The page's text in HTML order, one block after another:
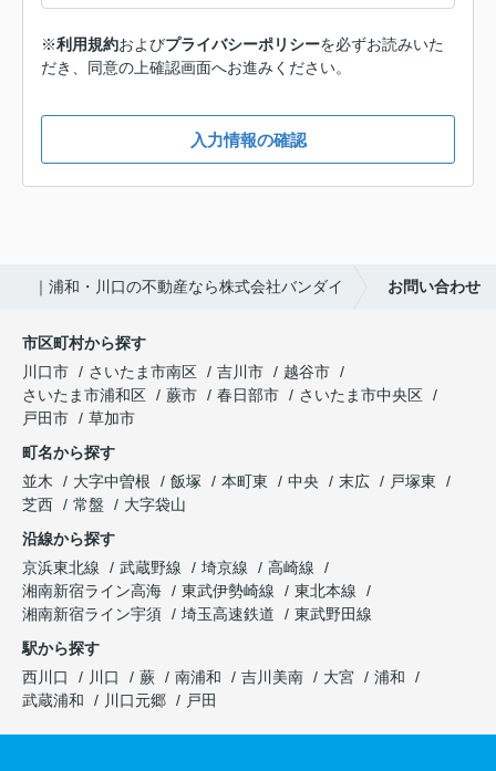
※利用規約およびプライバシーポリシーを必ずお読みいた
だき、同意の上確認画面へお進みください。
入力情報の確認
｜浦和・川口の不動産なら株式会社バンダイ お問い合わせ
市区町村から探す
川口市
さいたま市南区 吉川市
越谷市
さいたま市浦和区
蕨市 春日部市
さいたま市中央区
戸田市
草加市
町名から探す
並木
大字中曽根 飯塚 本町東 中央 末広
戸塚東
芝西
常盤
大字袋山
沿線から探す
京浜東北線
武蔵野線 埼京線
高崎線
湘南新宿ライン高海
東武伊勢崎線
東北本線
湘南新宿ライン宇須
埼玉高速鉄道
東武野田線
駅から探す
西川口
川口 蕨 南浦和 吉川美南 大宮
浦和
武蔵浦和
川口元郷 戸田